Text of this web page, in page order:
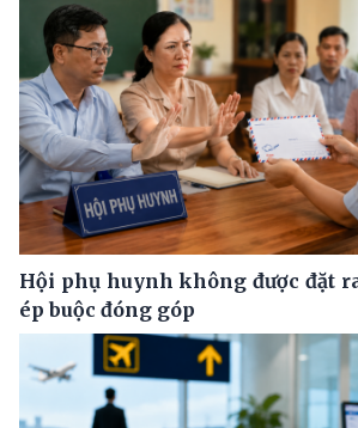
Hội phụ huynh không được đặt
ép buộc đóng góp